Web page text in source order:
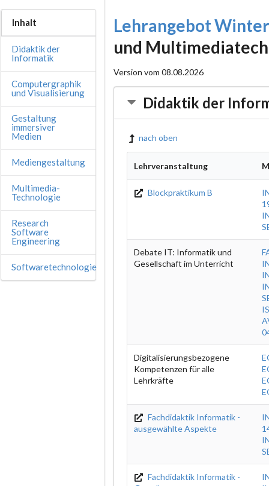
Inhalt
Didaktik der
Informatik
Computergraphik
und Visualisierung
Gestaltung
immersiver
Medien
Mediengestaltung
Multimedia-
Technologie
Research
Software
Engineering
Softwaretechnologie
Lehrangebot
und
Version vom 08.08.2026
Didaktik der
nach oben
Lehrveranstaltung
Blockpraktikum B
Debate IT: Informatik und
Gesellschaft im Unterricht
Digitalisierungsbezogene
Kompetenzen für alle
Lehrkräfte
Fachdidaktik Informatik -
ausgewählte Aspekte
Fachdidaktik Informatik -